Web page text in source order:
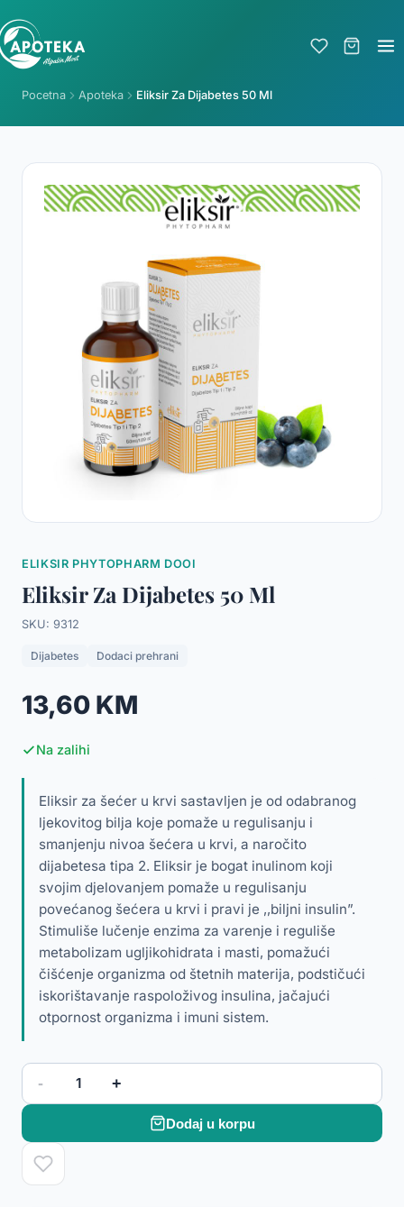
Pocetna Apoteka Eliksir Za Dijabetes 50 Ml
ELIKSIR PHYTOPHARM DOOI
Eliksir Za Dijabetes 50 Ml
SKU: 9312
Dijabetes Dodaci prehrani
13,60 KM
Na zalihi
Eliksir za šećer u krvi sastavljen je od odabranog
ljekovitog bilja koje pomaže u regulisanju i
smanjenju nivoa šećera u krvi, a naročito
dijabetesa tipa 2. Eliksir je bogat inulinom koji
svojim djelovanjem pomaže u regulisanju
povećanog šećera u krvi i pravi je ,,biljni insulin”.
Stimuliše lučenje enzima za varenje i reguliše
metabolizam ugljikohidrata i masti, pomažući
čišćenje organizma od štetnih materija, podstičući
iskorištavanje raspoloživog insulina, jačajući
otpornost organizma i imuni sistem.
- 1 +
Dodaj u korpu